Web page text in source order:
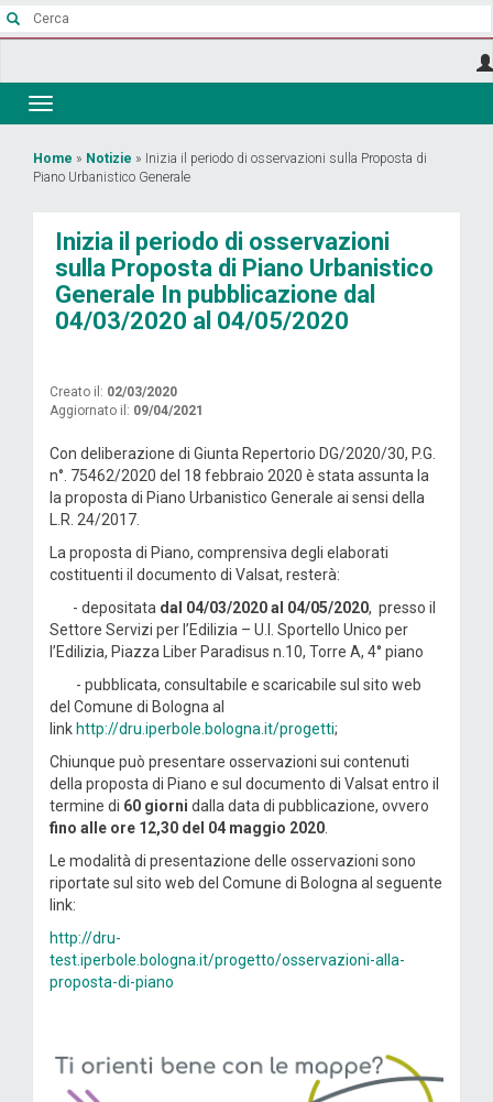
Salta
Toggle
navigation
Tu
qui
Home » Notizie » Inizia il periodo di osservazioni sulla Proposta di
Piano Urbanistico Generale
Inizia il periodo di osservazioni
sulla Proposta di Piano Urbanistico
Generale In pubblicazione dal
04/03/2020 al 04/05/2020
Creato il: 02/03/2020
Aggiornato il: 09/04/2021
Con deliberazione di Giunta Repertorio DG/2020/30, P.G.
n°. 75462/2020 del 18 febbraio 2020 è stata assunta la
la proposta di Piano Urbanistico Generale ai sensi della
L.R. 24/2017.
La proposta di Piano, comprensiva degli elaborati
costituenti il documento di Valsat, resterà:
- depositata dal 04/03/2020 al 04/05/2020, presso il
Settore Servizi per l’Edilizia – U.I. Sportello Unico per
l’Edilizia, Piazza Liber Paradisus n.10, Torre A, 4° piano
- pubblicata, consultabile e scaricabile sul sito web
del Comune di Bologna al
link http://dru.iperbole.bologna.it/progetti;
Chiunque può presentare osservazioni sui contenuti
della proposta di Piano e sul documento di Valsat entro il
termine di 60 giorni dalla data di pubblicazione, ovvero
fino alle ore 12,30 del 04 maggio 2020
Le modalità di presentazione delle osservazioni sono
riportate sul sito web del Comune di Bologna al seguente
link:
http://dru-
test.iperbole.bologna.it/progetto/osservazioni-alla-
proposta-di-piano